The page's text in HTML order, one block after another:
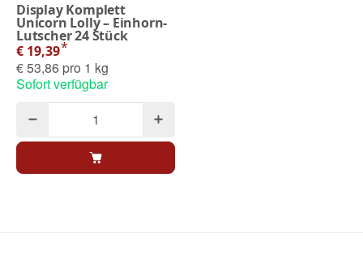
Display Komplett
Unicorn Lolly – Einhorn-
Lutscher 24 Stück
€ 19,39*
€ 53,86 pro 1 kg
Sofort verfügbar